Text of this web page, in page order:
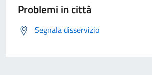
Problemi in città
Segnala disservizio